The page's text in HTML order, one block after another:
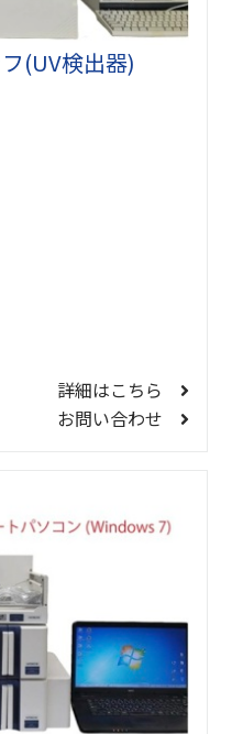
(UV検出器)
詳細はこちら
お問い合わせ